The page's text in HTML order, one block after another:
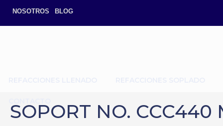
NOSOTROS BLOG
SOPORT NO. CCC440